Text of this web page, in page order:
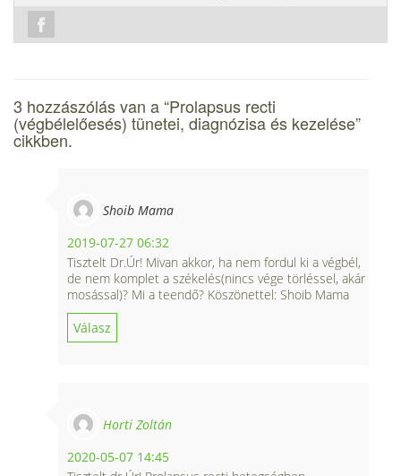
3 hozzászólás van a “Prolapsus recti
(végbélelőesés) tünetei, diagnózisa és kezelése”
cikkben.
Shoib Mama
2019-07-27 06:32
Tisztelt Dr.Úr! Mivan akkor, ha nem fordul ki a végbél,
de nem komplet a székelés(nincs vége törléssel, akár
mosással)? Mi a teendő? Köszönettel: Shoib Mama
Válasz
Horti Zoltán
2020-05-07 14:45